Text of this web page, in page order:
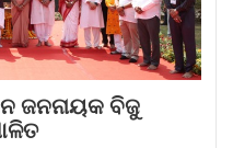
ଜନନାୟକ ବିଜୁ